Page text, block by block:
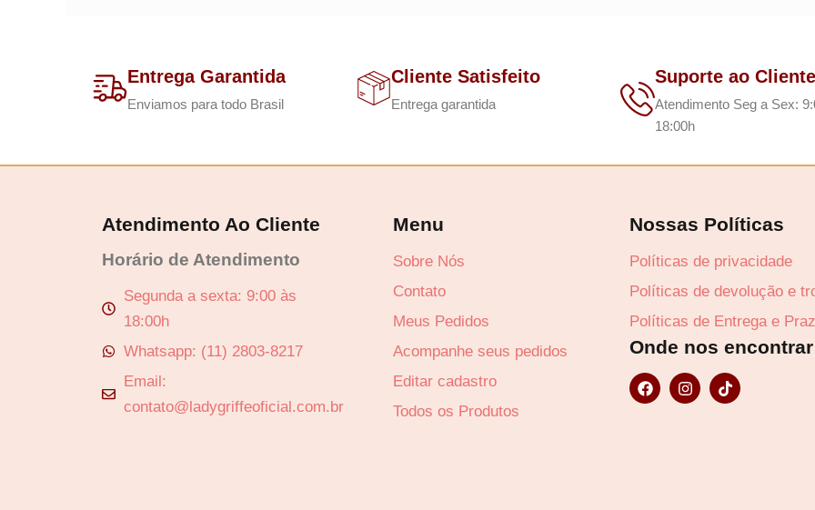
Entrega Garantida
Enviamos para todo Brasil
Cliente Satisfeito
Entrega garantida
Suporte ao Cliente
Atendimento Seg a Sex:
18:00h
Atendimento Ao Cliente
Horário de Atendimento
Segunda a sexta: 9:00 às
18:00h
Whatsapp: (11) 2803-8217
Email:
contato@ladygriffeoficial.com.br
Menu
Sobre Nós
Contato
Meus Pedidos
Acompanhe seus pedidos
Editar cadastro
Todos os Produtos
Nossas Políticas
Políticas de privacidade
Políticas de devolução e
Políticas de Entrega e
Onde nos
F
a
I
n
T
i